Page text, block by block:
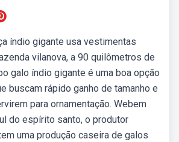
índio gigante usa vestimentas
vilanova, a 90 quilômetros de
galo índio gigante é uma boa opção
buscam rápido ganho de tamanho e
para ornamentação. Webem
do espírito santo, o produtor
uma produção caseira de galos